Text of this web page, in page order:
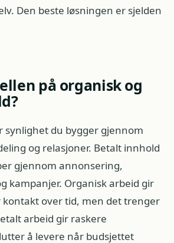
Den beste løsningen er sjelden
på organisk og
synlighet du bygger gjennom
og relasjoner. Betalt innhold
gjennom annonsering,
kampanjer. Organisk arbeid gir
kontakt over tid, men det trenger
arbeid gir raskere
å levere når budsjettet